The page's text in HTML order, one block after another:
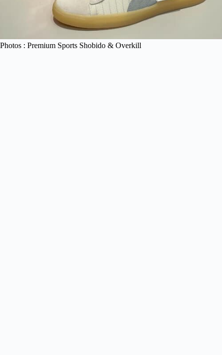
Photos : Premium Sports Shobido & Overkill